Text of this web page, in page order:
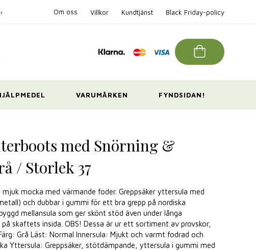
Om oss Villkor Kundtjänst Black Friday-policy
VARUMÄRKEN FYNDSIDAN!
med Snörning &
/ Storlek 37
mocka med värmande foder. Greppsäker yttersula med
och dubbar i gummi för ett bra grepp på nordiska
mellansula som ger skönt stöd även under långa
på skaftets insida. OBS! Dessa är ur ett sortiment av provskor,
Grå Läst: Normal Innersula: Mjukt och varmt fodrad och
Yttersula: Greppsäker, stötdämpande, yttersula i gummi med